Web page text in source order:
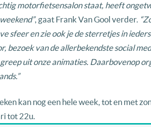
motorfietsensalon staat, heeft
, gaat Frank Van Gool verder.
sfeer en zie ook je de sterretjes in
bezoek van de allerbekendste social
uit onze animaties. Daarbovenop
kan nog een hele week, tot en met
tot 22u.